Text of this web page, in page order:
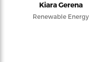
Kiara Gerena
Renewable Energy